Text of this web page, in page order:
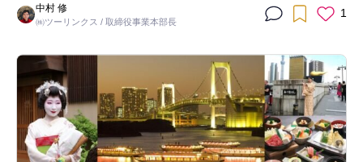
中村 修
㈱ツーリンクス / 取締役事業本部長
1